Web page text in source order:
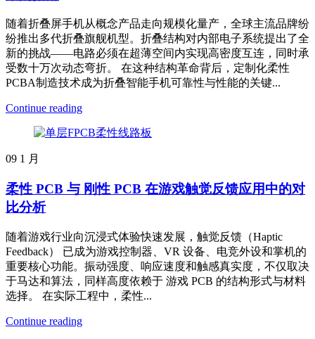
随着折叠屏手机从概念产品走向规模化量产，全球主流品牌纷
纷推出多代折叠旗舰机型。折叠结构对内部电子系统提出了全
新的挑战——电路必须在超薄空间内实现高密度互连，同时承
受数十万次动态弯折。 在这种结构革命背后，定制化柔性
PCBA制造技术成为折叠智能手机可靠性与性能的关键...
Continue reading
09 1 月
柔性 PCB 与 刚性 PCB 在游戏触觉反馈应用中的对
比分析
随着游戏行业向沉浸式体验快速发展，触觉反馈（Haptic
Feedback） 已成为游戏控制器、VR 设备、电竞外设和掌机的
重要核心功能。振动强度、响应速度和触感真实度，不仅取决
于马达和算法，同样高度依赖于 游戏 PCB 的结构形式与材料
选择。 在实际工程中，柔性...
Continue reading